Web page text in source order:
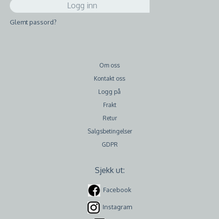
Glemt passord?
Om oss
Kontakt oss
Logg på
Frakt
Retur
Salgsbetingelser
GDPR
Sjekk ut:
Facebook
Instagram